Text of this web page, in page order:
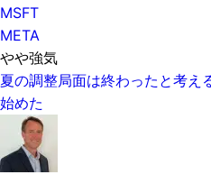
MSFT
META
やや強気
夏の調整局面は終わったと考え
始めた